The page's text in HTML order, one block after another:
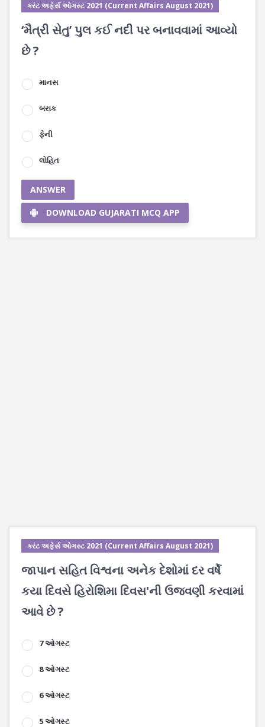
કરંટ અફેર્સ ઓગસ્ટ 2021 (Current Affairs August 2021)
‘મૈત્રી સેતુ’ પુલ કઈ નદી પર બનાવવામાં આવ્યો
છે ?
માનસ
બરાક
ફેની
લોહિત
ANSWER
DOWNLOAD GUJARATI MCQ APP
કરંટ અફેર્સ ઓગસ્ટ 2021 (Current Affairs August 2021)
જાપાન સહિત વિશ્વના અનેક દેશોમાં દર વર્ષે
કયા દિવસે હિરોશિમા દિવસ'ની ઉજવણી કરવામાં
આવે છે ?
7 ઓગસ્ટ
8 ઓગસ્ટ
6 ઓગસ્ટ
5 ઓગસ્ટ